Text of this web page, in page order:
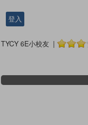
登入
TYCY 6E小校友 |